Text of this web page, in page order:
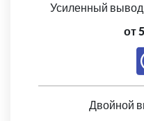
Усиленный
от
Двойной